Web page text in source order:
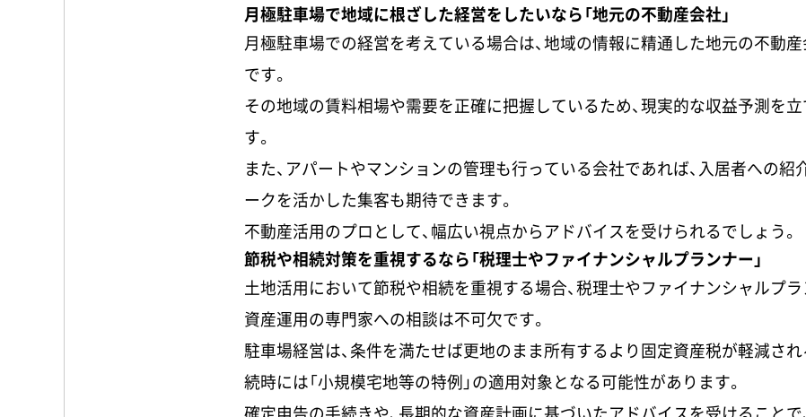
月極駐車場で地域に根ざした経営をしたいなら「地元の不動産会社」
月極駐車場での経営を考えている場合は、地域の情報に精通した地元の不動
です。
その地域の賃料相場や需要を正確に把握しているため、現実的な収益予測を
す。
また、アパートやマンションの管理も行っている会社であれば、入居者への紹
ークを活かした集客も期待できます。
不動産活用のプロとして、幅広い視点からアドバイスを受けられるでしょう。
節税や相続対策を重視するなら「税理士やファイナンシャルプランナー」
土地活用において節税や相続を重視する場合、税理士やファイナンシャルプラ
資産運用の専門家への相談は不可欠です。
駐車場経営は、条件を満たせば更地のまま所有するより固定資産税が軽減され
続時には「小規模宅地等の特例」の適用対象となる可能性があります。